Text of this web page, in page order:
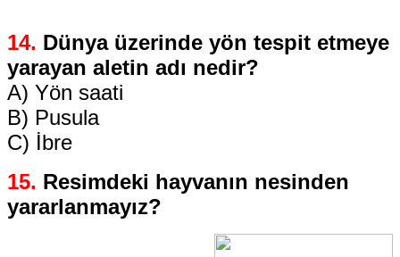
14. Dünya üzerinde yön tespit etmeye
yarayan aletin adı nedir?
A) Yön saati
B) Pusula
C) İbre
15. Resimdeki hayvanın nesinden
yararlanmayız?